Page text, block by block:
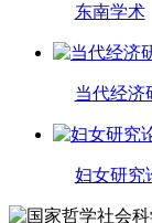
东南学术
当代经济
妇女研究